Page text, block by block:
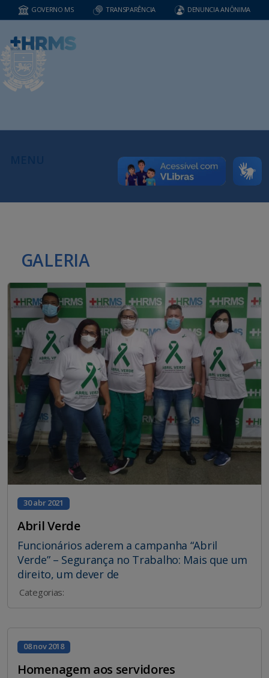
GOVERNO MS TRANSPARÊNCIA DENUNCIA ANÔNIMA
GALERIA
30 abr 2021
Abril Verde
Funcionários aderem a campanha “Abril
Verde” – Segurança no Trabalho: Mais que um
direito, um dever de
Categorias:
08 nov 2018
Homenagem aos servidores